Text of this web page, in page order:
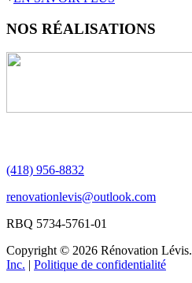
NOS RÉALISATIONS
(418) 956-8832
renovationlevis@outlook.com
RBQ 5734-5761-01
Copyright © 2026 Rénovation Lévis.
Inc. | Politique de confidentialité